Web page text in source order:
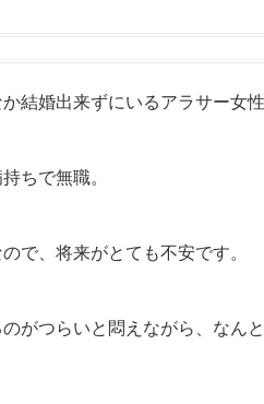
結婚出来ずにいるアラサー女性
ちで無職。
で、将来がとても不安です。
がつらいと悶えながら、なん